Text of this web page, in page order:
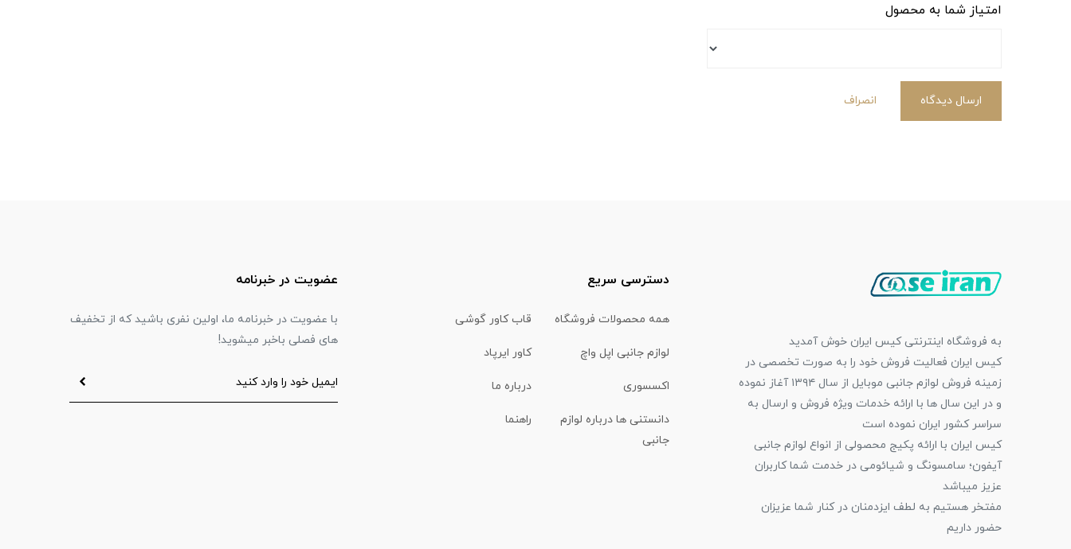
امتیاز شما به محصول
ارسال دیدگاه انصراف
به فروشگاه اینترنتی کیس ایران خوش آمدید
کیس ایران فعالیت فروش خود را به صورت تخصصی در
زمینه فروش لوازم جانبی موبایل از سال ۱۳۹۴ آغاز نموده
و در این سال ها با ارائه خدمات ویژه فروش و ارسال به
سراسر کشور ایران نموده است
کیس ایران با ارائه پکیج محصولی از انواع لوازم جانبی
آیفون؛ سامسونگ و شیائومی در خدمت شما کاربران
عزیز میباشد
مفتخر هستیم به لطف ایزدمنان در کنار شما عزیزان
حضور داریم
دسترسی سریع
همه محصولات فروشگاه قاب کاور گوشی
لوازم جانبی اپل واچ کاور ایرپاد
اکسسوری درباره ما
دانستنی ها درباره لوازم
جانبی
راهنما
عضویت در خبرنامه
با عضویت در خبرنامه ما، اولین نفری باشید که از تخفیف
های فصلی باخبر میشوید!